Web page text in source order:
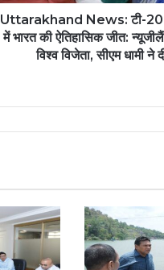
Uttarakhand News: टी-20
में भारत की ऐतिहासिक जीत:
विश्व विजेता, सीएम धामी ने